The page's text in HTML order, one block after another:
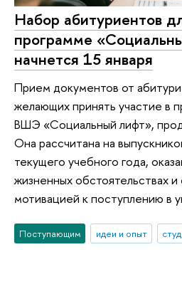
Набор абитуриентов
программе
начнется 15 января
Прием документов от
желающих принять участие в
ВШЭ «Социальный лифт»,
Она рассчитана на
текущего учебного года,
жизненных обстоятельствах
мотивацией к поступлению в
Поступающим идеи и опыт